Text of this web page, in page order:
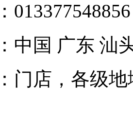
013377548856
中国 广东 汕
门店，各级